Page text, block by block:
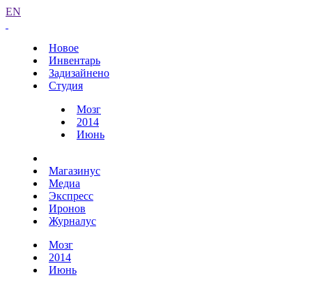
EN
Новое
Инвентарь
Задизайнено
Студия
Мозг
2014
Июнь
Магазинус
Медиа
Экспресс
Иронов
Журналус
Мозг
2014
Июнь